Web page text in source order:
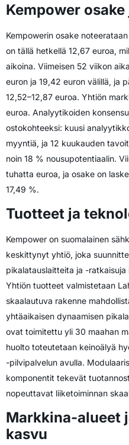
Kempower
Kempowerin osake
on tällä hetkellä 12,67 euroa,
aikoina. Viimeisen 52 viikon
euron ja 19,42 euron välillä, ja
12,52–12,87 euroa. Yhtiön
euroa. Analyytikoiden
ostokohteeksi: kuusi
myyntiä, ja 12 kuukauden
noin 18 % nousupotentiaalin.
tuhatta euroa, ja osake on
17,49 %.
Tuotteet ja
Kempower on suomalainen
keskittynyt yhtiö, joka
pikalatauslaitteita ja -
Yhtiön tuotteet valmistetaan
skaalautuva rakenne
yhtäaikaisen dynaamisen
ovat toimitettu yli 30 maahan
huolto toteutetaan keinoälyä
-pilvipalvelun avulla.
komponentit tekevät
nopeuttavat liiketoiminnan
Markkina-alueet
kasvu